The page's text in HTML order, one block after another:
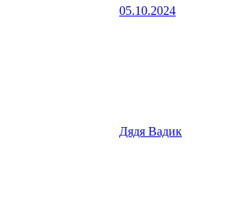
05.10.2024
Дядя Вадик